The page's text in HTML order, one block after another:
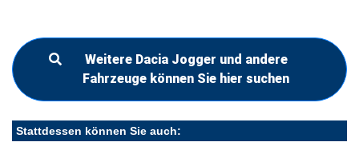
Weitere Dacia Jogger und andere
Fahrzeuge können Sie hier suchen
Stattdessen können Sie auch: